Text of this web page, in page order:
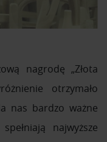
nagrodę „Złota
otrzymało
nas bardzo ważne
najwyższe